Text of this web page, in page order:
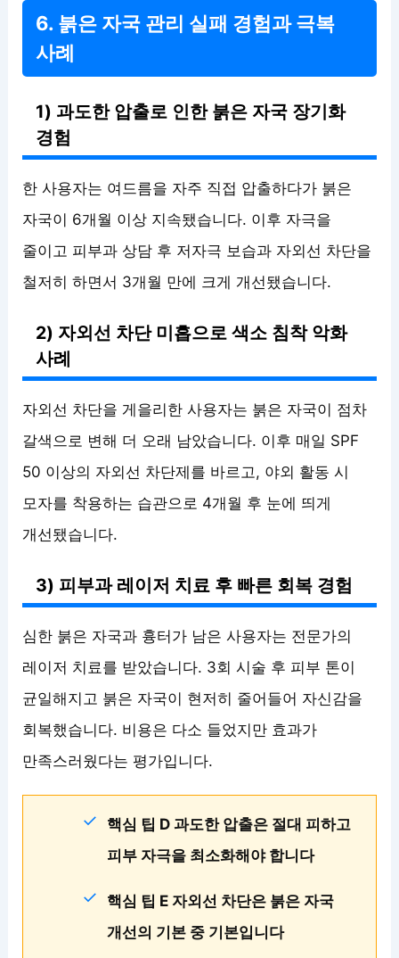
6. 붉은 자국 관리 실패 경험과 극복
사례
1) 과도한 압출로 인한 붉은 자국 장기화
경험
한 사용자는 여드름을 자주 직접 압출하다가 붉은
자국이 6개월 이상 지속됐습니다. 이후 자극을
줄이고 피부과 상담 후 저자극 보습과 자외선 차단을
철저히 하면서 3개월 만에 크게 개선됐습니다.
2) 자외선 차단 미흡으로 색소 침착 악화
사례
자외선 차단을 게을리한 사용자는 붉은 자국이 점차
갈색으로 변해 더 오래 남았습니다. 이후 매일 SPF
50 이상의 자외선 차단제를 바르고, 야외 활동 시
모자를 착용하는 습관으로 4개월 후 눈에 띄게
개선됐습니다.
3) 피부과 레이저 치료 후 빠른 회복 경험
심한 붉은 자국과 흉터가 남은 사용자는 전문가의
레이저 치료를 받았습니다. 3회 시술 후 피부 톤이
균일해지고 붉은 자국이 현저히 줄어들어 자신감을
회복했습니다. 비용은 다소 들었지만 효과가
만족스러웠다는 평가입니다.
핵심 팁 D 과도한 압출은 절대 피하고
피부 자극을 최소화해야 합니다
핵심 팁 E 자외선 차단은 붉은 자국
개선의 기본 중 기본입니다